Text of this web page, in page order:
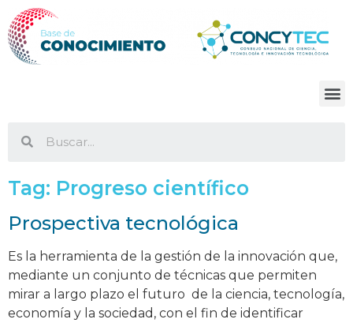
Tag: Progreso científico
Prospectiva tecnológica
Es la herramienta de la gestión de la innovación que,
mediante un conjunto de técnicas que permiten
mirar a largo plazo el futuro de la ciencia, tecnología,
economía y la sociedad, con el fin de identificar